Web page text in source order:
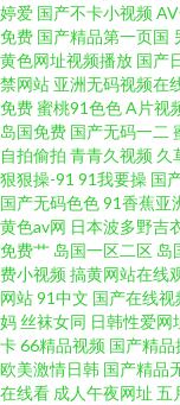
字 精品国产玖玖 午夜
久入口 成人精品日韩
洲AV影院 性欧美在线
欧美精品久久久久久无
av 国产一二三区视频
区二区三 国产乱妇无
费在线视频观看 自拍
婷爱 国产不卡小视频
免费 国产精品第一页国
黄色网址视频播放 国产
禁网站 亚洲无码视频在
免费蜜桃91色色A片视
岛国免费 国产无码一二
自拍偷拍 青青久视频 久
狠狠操-91 91我要操 国
国产无码色色91香蕉亚
黄色av网 日本波多野吉
免费艹 岛国一区二区 岛
费小视频搞黄网站在线
网站91中文 国产在线视
妈丝袜女同 日韩性爱网
卡66精品视频 国产精
欧美激情日韩 国产精品
在线看 成人午夜网址 五